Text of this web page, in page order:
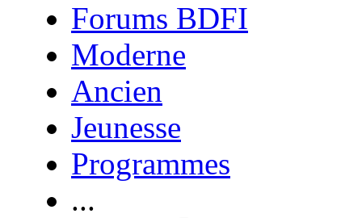
Forums BDFI
Moderne
Ancien
Jeunesse
Programmes
...